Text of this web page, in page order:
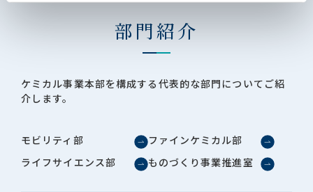
部門紹介
ケミカル事業本部を構成する代表的な部門についてご紹
介します。
モビリティ部
ファインケミカル部
ライフサイエンス部
ものづくり事業推進室